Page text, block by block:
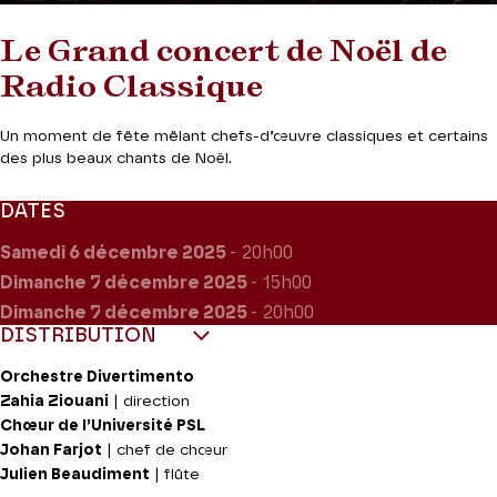
Le Grand concert de Noël de
Radio Classique
Un moment de fête mêlant chefs-d’œuvre classiques et certains
des plus beaux chants de Noël.
DATES
Samedi 6 décembre 2025 - 20h00
Dimanche 7 décembre 2025 - 15h00
Dimanche 7 décembre 2025 - 20h00
DISTRIBUTION
Orchestre Divertimento
Zahia Ziouani | direction
Chœur de l’Université PSL
Johan Farjot | chef de chœur
Julien Beaudiment | flûte